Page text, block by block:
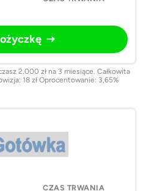
2.000 zł na 3 miesiące. Całkowita
18 zł Oprocentowanie: 3,65%